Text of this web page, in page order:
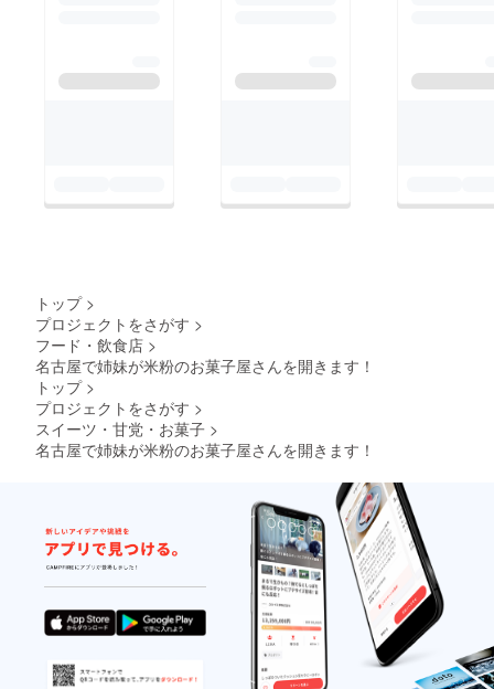
トップ >
プロジェクトをさがす >
フード・飲食店 >
名古屋で姉妹が米粉のお菓子屋さんを開きます！
トップ >
プロジェクトをさがす >
スイーツ・甘党・お菓子 >
名古屋で姉妹が米粉のお菓子屋さんを開きます！